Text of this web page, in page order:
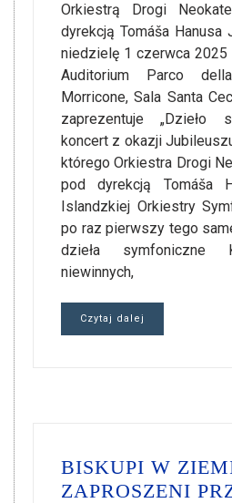
Orkiestrą Drogi
dyrekcją Tomáša
niedzielę 1 czerwca 2025
Auditorium Parco
Morricone, Sala Santa
zaprezentuje „Dzieło
koncert z okazji
którego Orkiestra Drogi
pod dyrekcją Tomáša
Islandzkiej Orkiestry
po raz pierwszy tego
dzieła symfoniczne
niewinnych,
Czytaj dalej
BISKUPI W
ZAPROSZENI